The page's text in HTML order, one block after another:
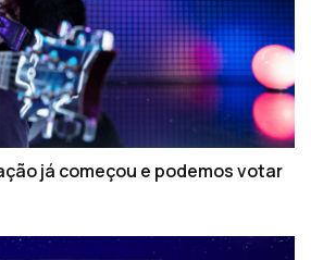
já começou e podemos votar